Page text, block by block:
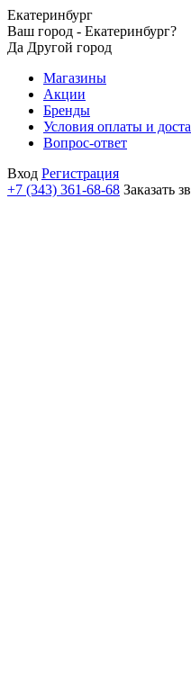
Екатеринбург
Ваш город - Екатеринбург?
Да Другой город
Магазины
Акции
Бренды
Условия оплаты и
Вопрос-ответ
Вход Регистрация
+7 (343) 361-68-68 Заказать